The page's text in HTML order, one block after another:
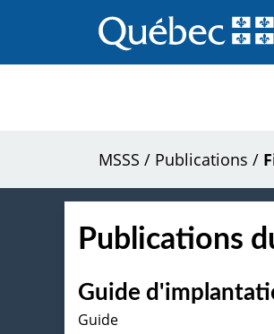
au
contenu
MSSS / Publications /
Publications
Guide
Guide